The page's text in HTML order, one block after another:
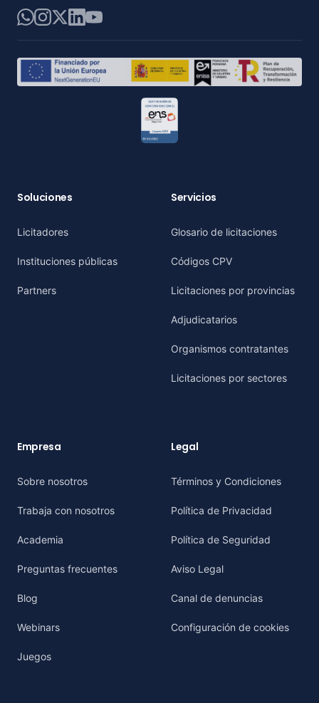
WhatsApp
Instagram
X LinkedIn
YouTube
Soluciones
Licitadores
Instituciones públicas
Partners
Servicios
Glosario de licitaciones
Códigos CPV
Licitaciones por provincias
Adjudicatarios
Organismos contratantes
Licitaciones por sectores
Empresa
Sobre nosotros
Trabaja con nosotros
Academia
Preguntas frecuentes
Blog
Webinars
Juegos
Legal
Términos y Condiciones
Política de Privacidad
Política de Seguridad
Aviso Legal
Canal de denuncias
Configuración de cookies